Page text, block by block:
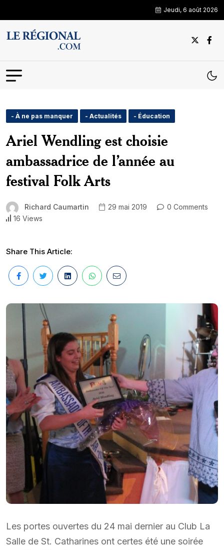
Jeudi, 6 août 2026
- À ne pas manquer - Actualités - Éducation
Ariel Wendling est choisie
ambassadrice de l’année au
festival Folk Arts
Richard Caumartin 29 mai 2019
0 Comments
16 Views
Share This Article:
Les portes ouvertes du 24 mai dernier au Club La
Salle de St. Catharines ont certes été une soirée